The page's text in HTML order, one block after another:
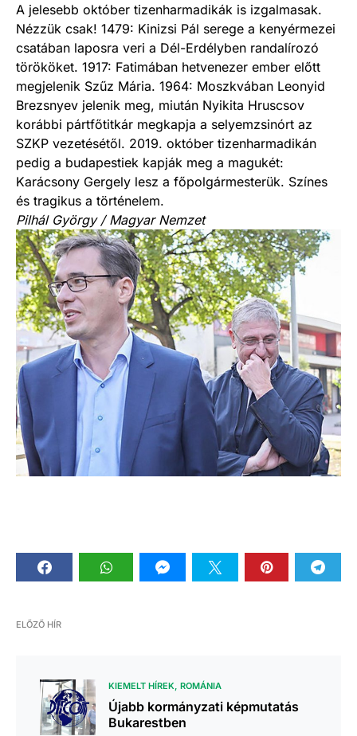
A jelesebb október tizenharmadikák is izgalmasak.
Nézzük csak! 1479: Kinizsi Pál serege a kenyérmezei
csatában laposra veri a Dél-Erdélyben randalírozó
törököket. 1917: Fatimában hetvenezer ember előtt
megjelenik Szűz Mária. 1964: Moszkvában Leonyid
Brezsnyev jelenik meg, miután Nyikita Hruscsov
korábbi pártfőtitkár megkapja a selyemzsinórt az
SZKP vezetésétől. 2019. október tizenharmadikán
pedig a budapestiek kapják meg a magukét:
Karácsony Gergely lesz a főpolgármesterük. Színes
és tragikus a történelem.
Pilhál György / Magyar Nemzet
ELŐZŐ HÍR
KIEMELT HÍREK ROMÁNIA
Újabb kormányzati képmutatás
Bukarestben